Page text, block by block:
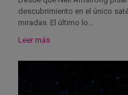
descubrimiento en el único
miradas. El último lo…
Leer más